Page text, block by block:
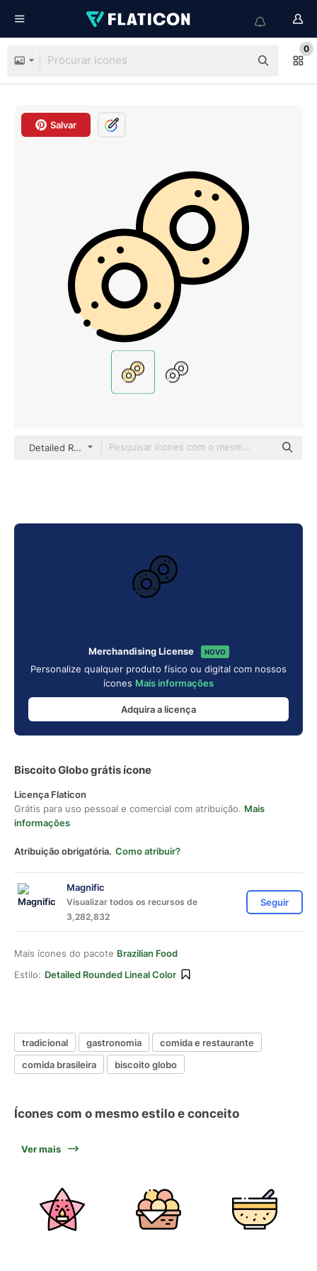
0
Salvar
Detailed Rounded Lineal color
Merchandising License NOVO
Personalize qualquer produto físico ou digital com nossos
ícones Mais informações
Adquira a licença
Biscoito Globo grátis ícone
Licença Flaticon
Grátis para uso pessoal e comercial com atribuição. Mais
informações
Atribuição obrigatória. Como atribuir?
Magnific
Visualizar todos os recursos de
3,282,832
Seguir
Mais ícones do pacote Brazilian Food
Estilo: Detailed Rounded Lineal Color
tradicional gastronomia
comida e restaurante
comida brasileira
biscoito globo
Ícones com o mesmo estilo e conceito
Ver mais